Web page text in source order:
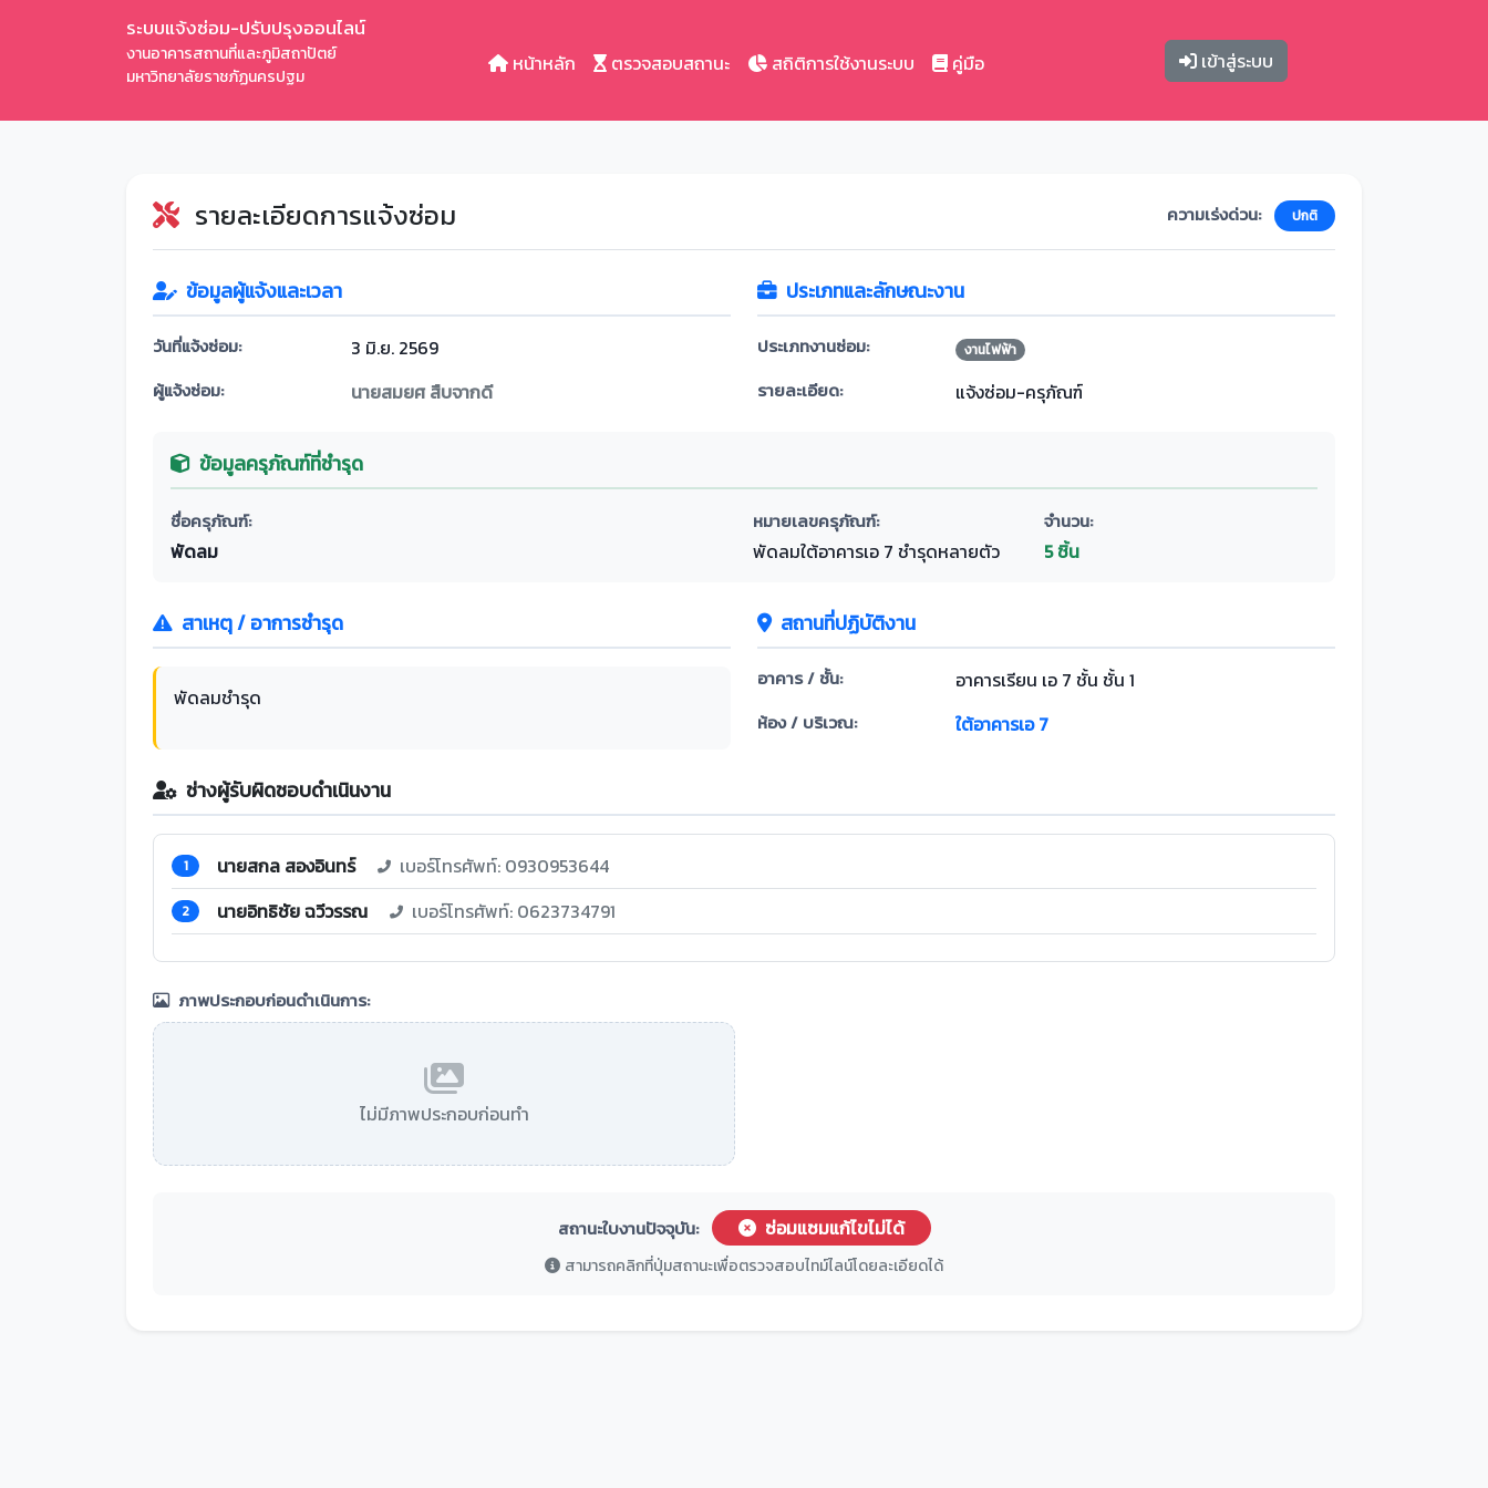
ระบบแจ้งซ่อม-ปรับปรุงออนไลน์
งานอาคารสถานที่และภูมิสถาปัตย์
มหาวิทยาลัยราชภัฏนครปฐม
หน้าหลัก ตรวจสอบสถานะ สถิติการใช้งานระบบ คู่มือ เข้าสู่ระบบ
รายละเอียดการแจ้งซ่อม ความเร่งด่วน: ปกติ
ข้อมูลผู้แจ้งและเวลา
วันที่แจ้งซ่อม: 3 มิ.ย. 2569
ผู้แจ้งซ่อม: นายสมยศ สืบจากดี
ประเภทและลักษณะงาน
ประเภทงานซ่อม: งานไฟฟ้า
รายละเอียด: แจ้งซ่อม-ครุภัณฑ์
ข้อมูลครุภัณฑ์ที่ชำรุด
ชื่อครุภัณฑ์:
พัดลม
หมายเลขครุภัณฑ์:
พัดลมใต้อาคารเอ 7 ชำรุดหลายตัว
จำนวน:
5 ชิ้น
สาเหตุ / อาการชำรุด
พัดลมชำรุด
สถานที่ปฏิบัติงาน
อาคาร / ชั้น: อาคารเรียน เอ 7 ชั้น ชั้น 1
ห้อง / บริเวณ: ใต้อาคารเอ 7
ช่างผู้รับผิดชอบดำเนินงาน
1 นายสกล สองอินทร์ เบอร์โทรศัพท์: 0930953644
2 นายอิทธิชัย ฉวีวรรณ เบอร์โทรศัพท์: 0623734791
ภาพประกอบก่อนดำเนินการ:
ไม่มีภาพประกอบก่อนทำ
สถานะใบงานปัจจุบัน: ซ่อมแซมแก้ไขไม่ได้
สามารถคลิกที่ปุ่มสถานะเพื่อตรวจสอบไทม์ไลน์โดยละเอียดได้